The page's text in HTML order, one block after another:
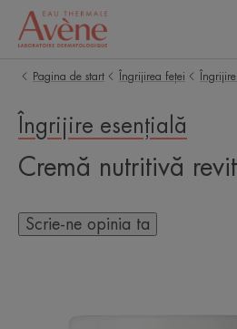
Pagina de start Îngrijirea feței
Îngrijire esențială
Cremă nutritivă
Scrie-ne opinia ta